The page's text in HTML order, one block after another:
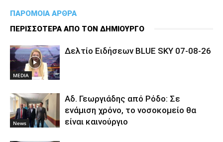
ΠΑΡΟΜΟΙΑ ΑΡΘΡΑ
ΠΕΡΙΣΣΟΤΕΡΑ ΑΠΟ ΤΟΝ ΔΗΜΙΟΥΡΓΟ
MEDIA
Δελτίο Ειδήσεων BLUE SKY 07-08-26
News
Αδ. Γεωργιάδης από Ρόδο: Σε
ενάμιση χρόνο, το νοσοκομείο θα
είναι καινούργιο